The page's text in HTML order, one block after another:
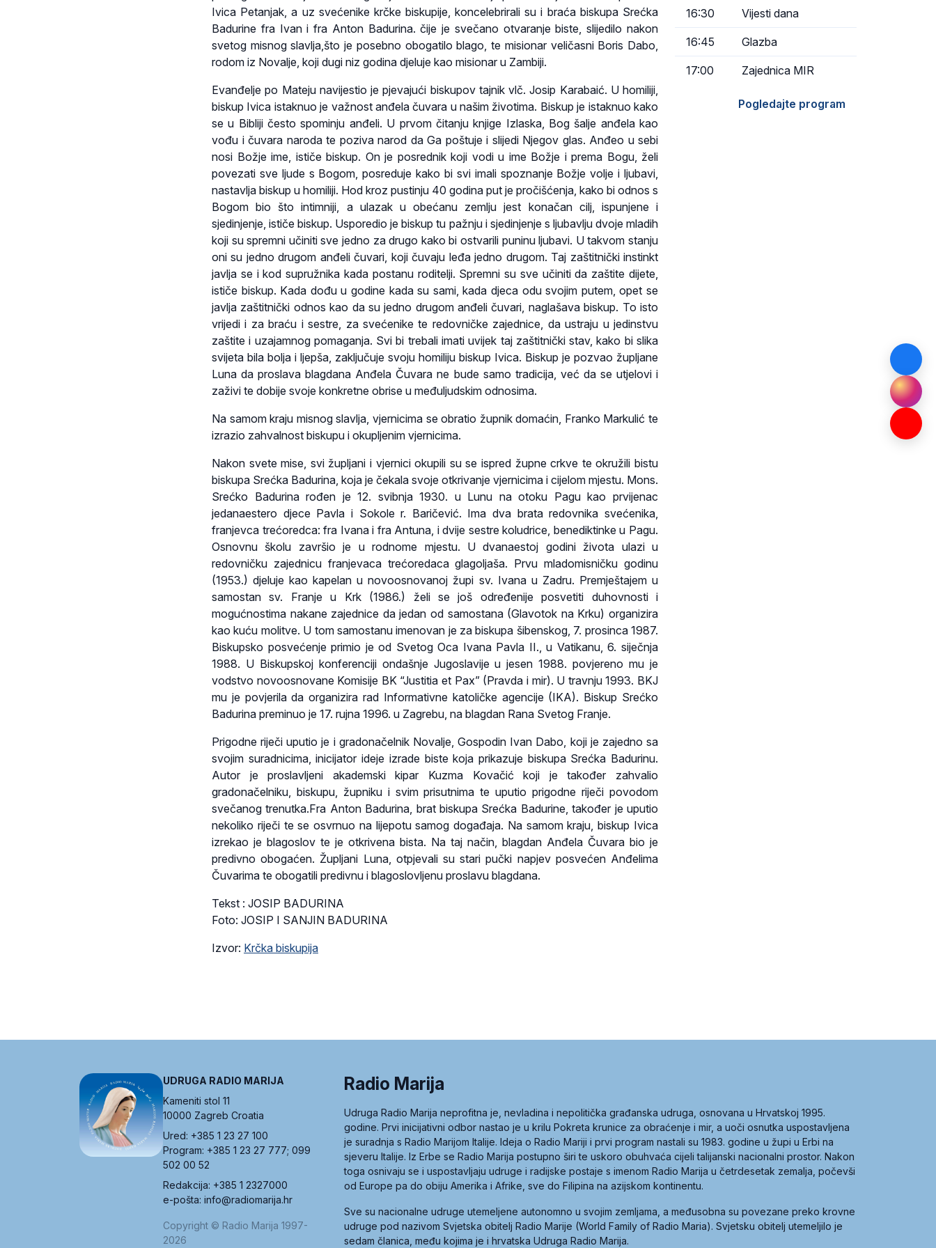
Ivica Petanjak, a uz svećenike krčke biskupije, koncelebrirali su i braća biskupa Srećka
Badurine fra Ivan i fra Anton Badurina. čije je svečano otvaranje biste, slijedilo nakon
svetog misnog slavlja,što je posebno obogatilo blago, te misionar veličasni Boris Dabo,
rodom iz Novalje, koji dugi niz godina djeluje kao misionar u Zambiji.
Evanđelje po Mateju navijestio je pjevajući biskupov tajnik vlč. Josip Karabaić. U homiliji,
biskup Ivica istaknuo je važnost anđela čuvara u našim životima. Biskup je istaknuo kako
se u Bibliji često spominju anđeli. U prvom čitanju knjige Izlaska, Bog šalje anđela kao
vođu i čuvara naroda te poziva narod da Ga poštuje i slijedi Njegov glas. Anđeo u sebi
nosi Božje ime, ističe biskup. On je posrednik koji vodi u ime Božje i prema Bogu, želi
povezati sve ljude s Bogom, posreduje kako bi svi imali spoznanje Božje volje i ljubavi,
nastavlja biskup u homiliji. Hod kroz pustinju 40 godina put je pročišćenja, kako bi odnos s
Bogom bio što intimniji, a ulazak u obećanu zemlju jest konačan cilj, ispunjene i
sjedinjenje, ističe biskup. Usporedio je biskup tu pažnju i sjedinjenje s ljubavlju dvoje mladih
koji su spremni učiniti sve jedno za drugo kako bi ostvarili puninu ljubavi. U takvom stanju
oni su jedno drugom anđeli čuvari, koji čuvaju leđa jedno drugom. Taj zaštitnički instinkt
javlja se i kod supružnika kada postanu roditelji. Spremni su sve učiniti da zaštite dijete,
ističe biskup. Kada dođu u godine kada su sami, kada djeca odu svojim putem, opet se
javlja zaštitnički odnos kao da su jedno drugom anđeli čuvari, naglašava biskup. To isto
vrijedi i za braću i sestre, za svećenike te redovničke zajednice, da ustraju u jedinstvu
zaštite i uzajamnog pomaganja. Svi bi trebali imati uvijek taj zaštitnički stav, kako bi slika
svijeta bila bolja i ljepša, zaključuje svoju homiliju biskup Ivica. Biskup je pozvao župljane
Luna da proslava blagdana Anđela Čuvara ne bude samo tradicija, već da se utjelovi i
zaživi te dobije svoje konkretne obrise u međuljudskim odnosima.
Na samom kraju misnog slavlja, vjernicima se obratio župnik domaćin, Franko Markulić te
izrazio zahvalnost biskupu i okupljenim vjernicima.
Nakon svete mise, svi župljani i vjernici okupili su se ispred župne crkve te okružili bistu
biskupa Srećka Badurina, koja je čekala svoje otkrivanje vjernicima i cijelom mjestu. Mons.
Srećko Badurina rođen je 12. svibnja 1930. u Lunu na otoku Pagu kao prvijenac
jedanaestero djece Pavla i Sokole r. Baričević. Ima dva brata redovnika svećenika,
franjevca trećoredca: fra Ivana i fra Antuna, i dvije sestre koludrice, benediktinke u Pagu.
Osnovnu školu završio je u rodnome mjestu. U dvanaestoj godini života ulazi u
redovničku zajednicu franjevaca trećoredaca glagoljaša. Prvu mladomisničku godinu
(1953.) djeluje kao kapelan u novoosnovanoj župi sv. Ivana u Zadru. Premještajem u
samostan sv. Franje u Krk (1986.) želi se još određenije posvetiti duhovnosti i
mogućnostima nakane zajednice da jedan od samostana (Glavotok na Krku) organizira
kao kuću molitve. U tom samostanu imenovan je za biskupa šibenskog, 7. prosinca 1987.
Biskupsko posvećenje primio je od Svetog Oca Ivana Pavla II., u Vatikanu, 6. siječnja
1988. U Biskupskoj konferenciji ondašnje Jugoslavije u jesen 1988. povjereno mu je
vodstvo novoosnovane Komisije BK “Justitia et Pax” (Pravda i mir). U travnju 1993. BKJ
mu je povjerila da organizira rad Informativne katoličke agencije (IKA). Biskup Srećko
Badurina preminuo je 17. rujna 1996. u Zagrebu, na blagdan Rana Svetog Franje.
Prigodne riječi uputio je i gradonačelnik Novalje, Gospodin Ivan Dabo, koji je zajedno sa
svojim suradnicima, inicijator ideje izrade biste koja prikazuje biskupa Srećka Badurinu.
Autor je proslavljeni akademski kipar Kuzma Kovačić koji je također zahvalio
gradonačelniku, biskupu, župniku i svim prisutnima te uputio prigodne riječi povodom
svečanog trenutka.Fra Anton Badurina, brat biskupa Srećka Badurine, također je uputio
nekoliko riječi te se osvrnuo na lijepotu samog događaja. Na samom kraju, biskup Ivica
izrekao je blagoslov te je otkrivena bista. Na taj način, blagdan Anđela Čuvara bio je
predivno obogaćen. Župljani Luna, otpjevali su stari pučki napjev posvećen Anđelima
Čuvarima te obogatili predivnu i blagoslovljenu proslavu blagdana.
Tekst : JOSIP BADURINA
Foto: JOSIP I SANJIN BADURINA
Izvor: Krčka biskupija
16:30 Vijesti dana
16:45 Glazba
17:00 Zajednica MIR
Pogledajte program
UDRUGA RADIO MARIJA
Kameniti stol 11
10000 Zagreb Croatia
Ured: +385 1 23 27 100
Program: +385 1 23 27 777; 099
502 00 52
Redakcija: +385 1 2327000
e-pošta: info@radiomarija.hr
Copyright © Radio Marija 1997-
2026
Radio Marija
Udruga Radio Marija neprofitna je, nevladina i nepolitička građanska udruga, osnovana u Hrvatskoj 1995.
godine. Prvi inicijativni odbor nastao je u krilu Pokreta krunice za obraćenje i mir, a uoči osnutka uspostavljena
je suradnja s Radio Marijom Italije. Ideja o Radio Mariji i prvi program nastali su 1983. godine u župi u Erbi na
sjeveru Italije. Iz Erbe se Radio Marija postupno širi te uskoro obuhvaća cijeli talijanski nacionalni prostor. Nakon
toga osnivaju se i uspostavljaju udruge i radijske postaje s imenom Radio Marija u četrdesetak zemalja, počevši
od Europe pa do obiju Amerika i Afrike, sve do Filipina na azijskom kontinentu.
Sve su nacionalne udruge utemeljene autonomno u svojim zemljama, a međusobna su povezane preko krovne
udruge pod nazivom Svjetska obitelj Radio Marije (World Family of Radio Maria). Svjetsku obitelj utemeljilo je
sedam članica, među kojima je i hrvatska Udruga Radio Marija.